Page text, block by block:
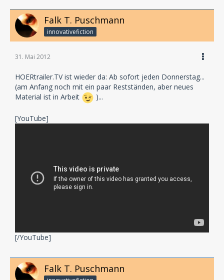
Falk T. Puschmann
innovativefiction
31. Mai 2012
HOERtrailer.TV ist wieder da: Ab sofort jeden Donnerstag...
(am Anfang noch mit ein paar Restständen, aber neues
Material ist in Arbeit
)...
[YouTube]
[/YouTube]
Falk T. Puschmann